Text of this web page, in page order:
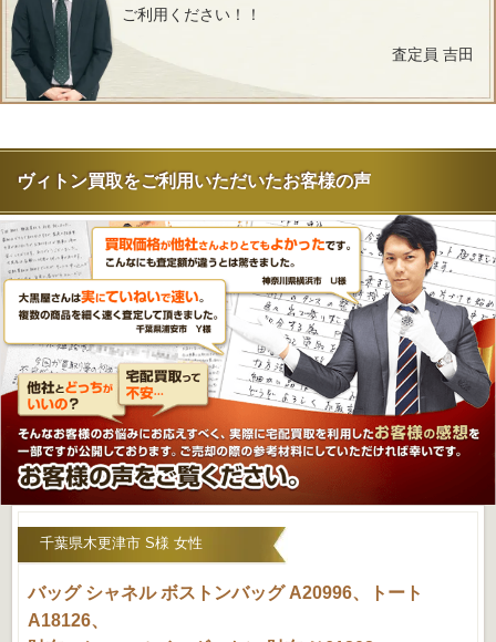
ご利用ください！！
査定員 吉田
ヴィトン買取をご利用いただいたお客様の声
千葉県木更津市 S様 女性
バッグ シャネル ボストンバッグ A20996、トート
A18126、